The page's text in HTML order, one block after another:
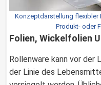
Konzeptdarstellung flexibler
Produkt- oder
Folien, Wickelfolien
Rollenware kann vor
der Linie des